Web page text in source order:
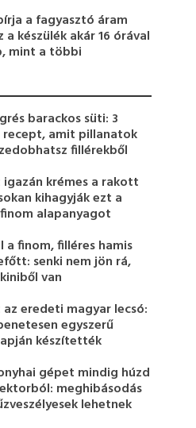
a fagyasztó áram
a készülék akár 16 órával
mint a többi
barackos süti: 3
recept, amit pillanatok
fillérekből
igazán krémes a rakott
kihagyják ezt a
alapanyagot
a finom, filléres hamis
senki nem jön rá,
van
eredeti magyar lecsó:
egyszerű
készítették
gépet mindig húzd
meghibásodás
lehetnek